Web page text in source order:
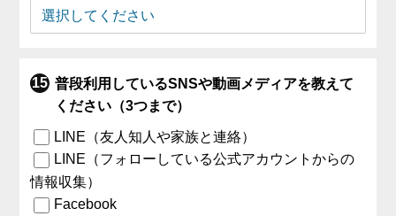
普段利用しているSNSや動画メディアを教えて
ください（3つまで）
LINE（友人知人や家族と連絡）
LINE（フォローしている公式アカウントからの
情報収集）
Facebook